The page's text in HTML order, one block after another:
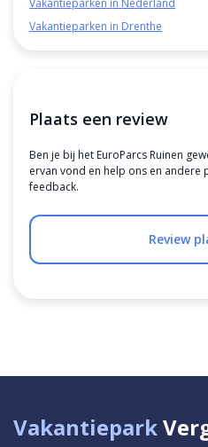
Vakantieparken in Nederland
Vakantieparken in Drenthe
Plaats een review
Ben je bij het EuroParcs Ruinen
ervan vond en help ons en andere
feedback.
Review
Vakantiepark